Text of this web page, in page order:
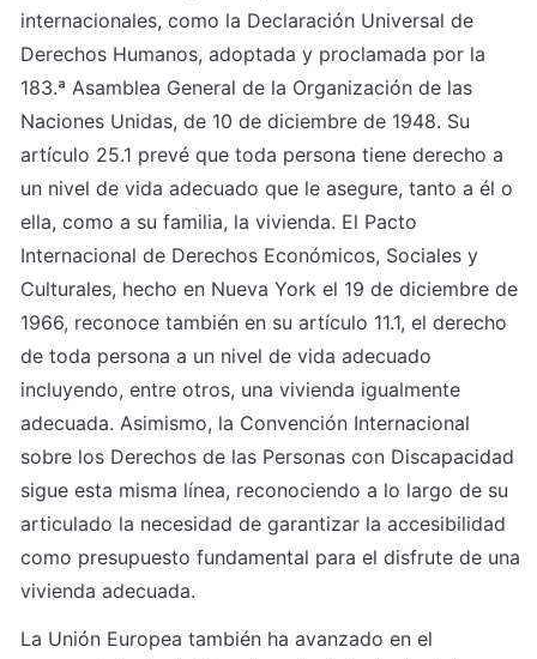
internacionales, como la Declaración Universal de
Derechos Humanos, adoptada y proclamada por la
183.ª Asamblea General de la Organización de las
Naciones Unidas, de 10 de diciembre de 1948. Su
artículo 25.1 prevé que toda persona tiene derecho a
un nivel de vida adecuado que le asegure, tanto a él o
ella, como a su familia, la vivienda. El Pacto
Internacional de Derechos Económicos, Sociales y
Culturales, hecho en Nueva York el 19 de diciembre de
1966, reconoce también en su artículo 11.1, el derecho
de toda persona a un nivel de vida adecuado
incluyendo, entre otros, una vivienda igualmente
adecuada. Asimismo, la Convención Internacional
sobre los Derechos de las Personas con Discapacidad
sigue esta misma línea, reconociendo a lo largo de su
articulado la necesidad de garantizar la accesibilidad
como presupuesto fundamental para el disfrute de una
vivienda adecuada.
La Unión Europea también ha avanzado en el